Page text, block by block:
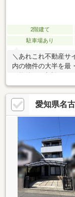
2階建て
駐車場あり
＼あれこれ不動産サ
内の物件の大半を最
ス：並列２台◆カー
されています※写真
す。＝＝＝＝＝＝＝
ひ、現地をご見学し
す。現地見学で「
＝＝＝＝＝＝＝＝＝
愛知県名